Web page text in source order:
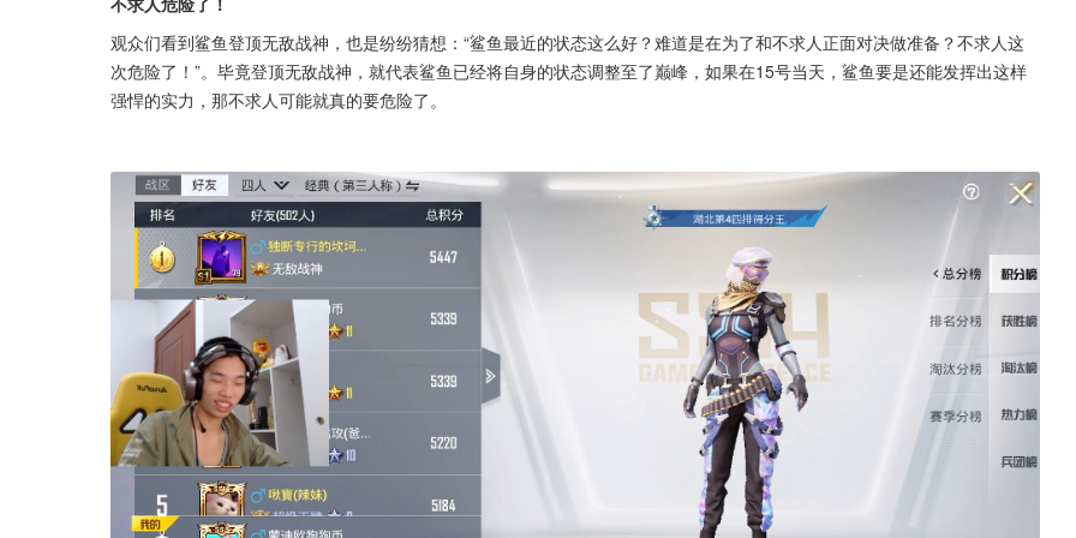
观众们看到鲨鱼登顶无敌战神，也是纷纷猜想：“鲨鱼最近的状态这么好？难道是在为了和不求人正面对决做准备？不求人这
次危险了！”。毕竟登顶无敌战神，就代表鲨鱼已经将自身的状态调整至了巅峰，如果在15号当天，鲨鱼要是还能发挥出这样
强悍的实力，那不求人可能就真的要危险了。